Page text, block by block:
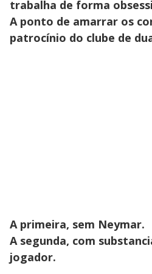
trabalha de forma
A ponto de amarrar os
patrocínio do clube de
A primeira, sem Neymar.
A segunda, com
jogador.